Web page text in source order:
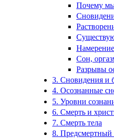
Почему
Сон,
Разрывы
3. Сновидения и
4. Осознанные
5. Уровни
6. Смерть и
7. Смерть тела
8. Предсмертный